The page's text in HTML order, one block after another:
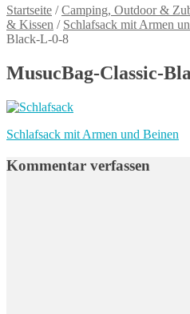
Startseite /Camping, Outdoor &
& Kissen / Schlafsack mit Armen
Black-L-0-8
MusucBag-Classic-
Beitragsnavigation
Vorheriger
Schlafsack mit Armen und Beinen
Kommentar verfassen